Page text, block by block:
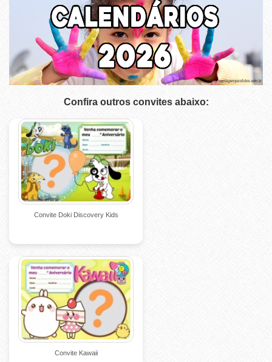
Confira outros convites abaixo:
Convite Doki Discovery Kids
Convite Kawaii